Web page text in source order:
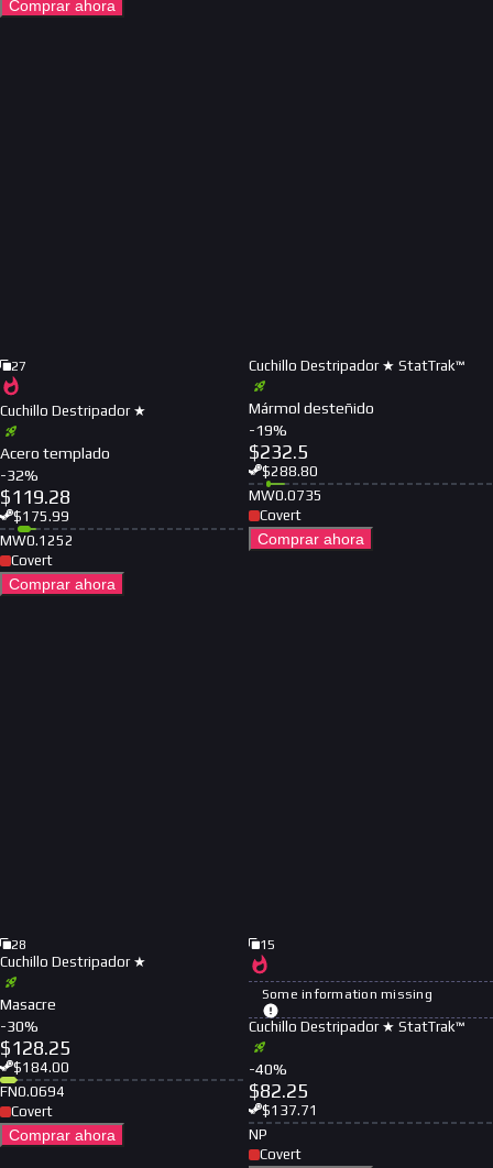
Comprar ahora
27
Cuchillo Destripador ★
Acero templado
-32%
$119.28
$175.99
MW0.1252
Covert
Comprar ahora
Cuchillo Destripador ★ StatTrak™
Mármol desteñido
-19%
$232.5
$288.80
MW0.0735
Covert
Comprar ahora
28
Cuchillo Destripador ★
Masacre
-30%
$128.25
$184.00
FN0.0694
Covert
Comprar ahora
15
Some information missing
Cuchillo Destripador ★ StatTrak™
-40%
$82.25
$137.71
NP
Covert